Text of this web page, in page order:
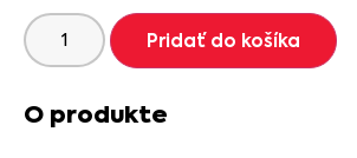
Pridať do košíka
O produkte